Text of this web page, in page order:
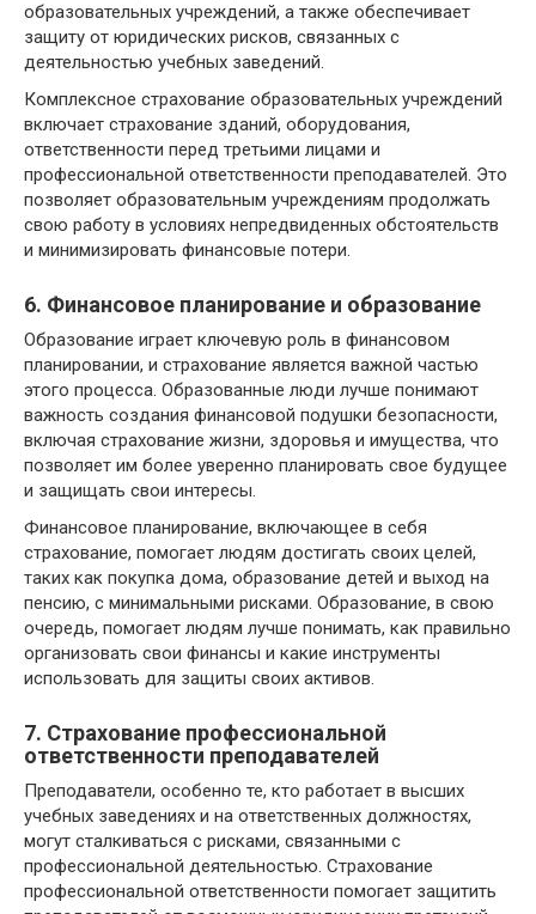
образовательных учреждений, а также обеспечивает
защиту от юридических рисков, связанных с
деятельностью учебных заведений.
Комплексное страхование образовательных учреждений
включает страхование зданий, оборудования,
ответственности перед третьими лицами и
профессиональной ответственности преподавателей. Это
позволяет образовательным учреждениям продолжать
свою работу в условиях непредвиденных обстоятельств
и минимизировать финансовые потери.
6. Финансовое планирование и образование
Образование играет ключевую роль в финансовом
планировании, и страхование является важной частью
этого процесса. Образованные люди лучше понимают
важность создания финансовой подушки безопасности,
включая страхование жизни, здоровья и имущества, что
позволяет им более уверенно планировать свое будущее
и защищать свои интересы.
Финансовое планирование, включающее в себя
страхование, помогает людям достигать своих целей,
таких как покупка дома, образование детей и выход на
пенсию, с минимальными рисками. Образование, в свою
очередь, помогает людям лучше понимать, как правильно
организовать свои финансы и какие инструменты
использовать для защиты своих активов.
7. Страхование профессиональной
ответственности преподавателей
Преподаватели, особенно те, кто работает в высших
учебных заведениях и на ответственных должностях,
могут сталкиваться с рисками, связанными с
профессиональной деятельностью. Страхование
профессиональной ответственности помогает защитить